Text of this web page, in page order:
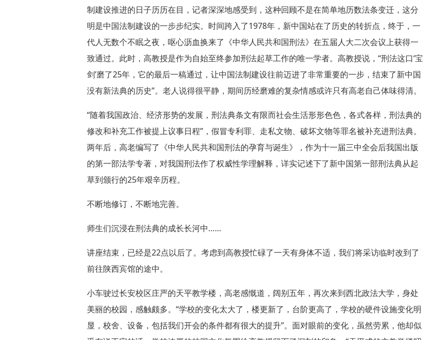
制建设推进的日子历历在目，记者深深地感受到，这种回顾不是在简单地历数法条变迁，这分
明是中国法制建设的一步步纪实。时间跨入了1978年，新中国站在了历史的转折点，终于，一
代人无数个不眠之夜，呕心沥血换来了《中华人民共和国刑法》在五届人大二次会议上获得一
致通过。此时，高教授是作为自始至终参加刑法起草工作的唯一学者。高教授说，“刑法这口‘宝
剑’磨了25年，它的最后一稿通过，让中国法制建设往前迈进了非常重要的一步，结束了新中国
没有新法典的历史”。老人说得很平静，期间历经磨难的复杂情感或许只有高老自己体味得清。
“随着我国政治、经济形势的发展，刑法典条文有限而社会生活形形色色，各式各样，刑法典的
修改和补充工作被提上议事日程”，假冒专利罪、走私文物、破坏文物等罪名被补充进刑法典。
两年后，高老编写了《中华人民共和国刑法的孕育与诞生》，作为十一届三中全会后我国出版
的第一部法学专著，对我国刑法作了权威性学理解释，详实记述下了新中国第一部刑法典从起
草到颁行的25年艰辛历程。
不断地修订，不断地完善。
师生们沉浸在刑法典的成长长河中……
讲座结束，已经是22点以后了。考虑到高教授忙碌了一天有身体不适，我们将采访临时改到了
前往陕西宾馆的途中。
小车驶过长安校区庄严的天平教学楼，高老感慨道，阔别五年，再次来到西北政法大学，身处
美丽的校园，感触颇多。“学校的变化太大了，楼更新了，台阶更高了，学校的硬件设施变化明
显，校舍、设备，包括我们开会的条件都有很大的提升”。面对眼前的变化，虽然劳累，他却似